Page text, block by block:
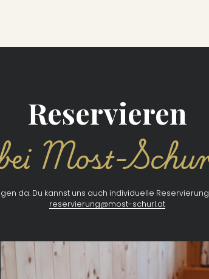
Reservieren
Most-
da. Du kannst uns auch individuelle
reservierung@most-schurl.at